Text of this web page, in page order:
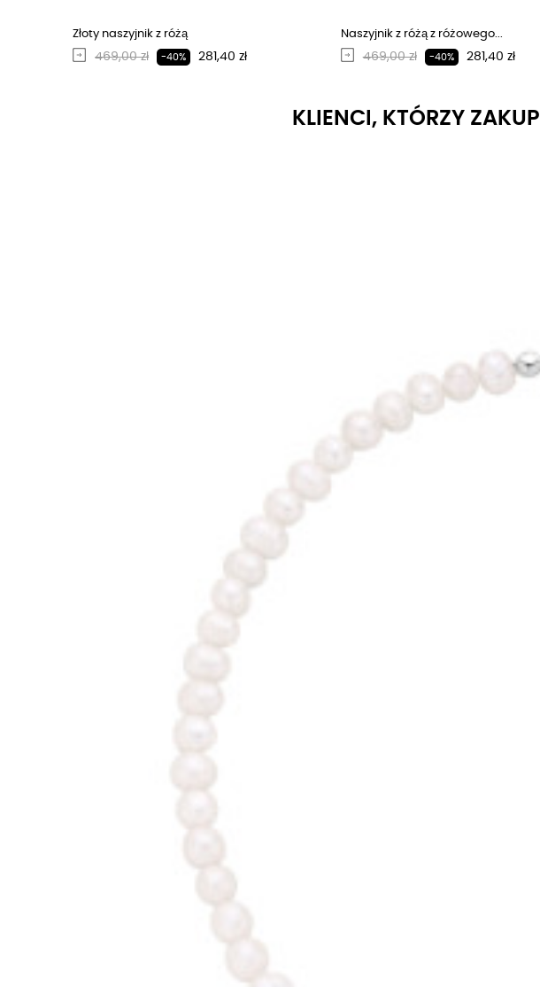
Złoty naszyjnik z różą
Regularna cena
469,00 zł -40% Cena
281,40 zł
Naszyjnik z różą z różowego...
Regularna cena
469,00 zł -40% Cena
281,40 zł
KLIENCI, KTÓRZY